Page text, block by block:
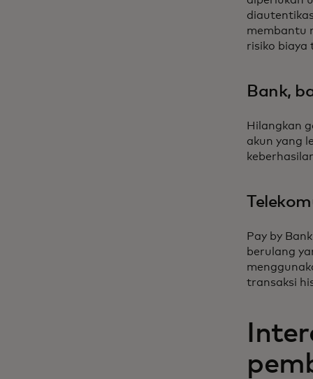
membantu
risiko biaya
Bank,
Hilangkan
akun yang
Pay by
berulang
transaksi